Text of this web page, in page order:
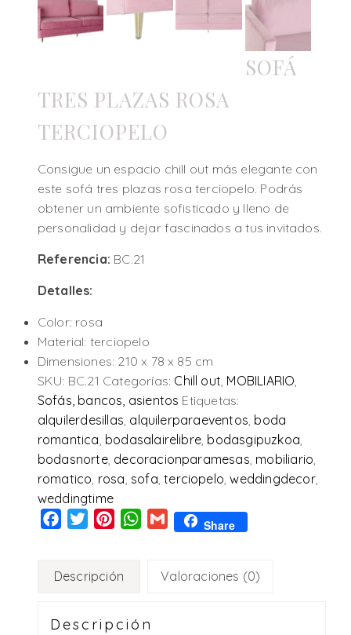
SOFÁ
TRES PLAZAS ROSA
TERCIOPELO
Consigue un espacio chill out más elegante con
este sofá tres plazas rosa terciopelo. Podrás
obtener un ambiente sofisticado y lleno de
personalidad y dejar fascinados a tus invitados.
Referencia: BC.21
Detalles:
Color: rosa
Material: terciopelo
Dimensiones: 210 x 78 x 85 cm
SKU: BC.21 Categorías: Chill out, MOBILIARIO,
Sofás, bancos, asientos Etiquetas:
alquilerdesillas, alquilerparaeventos, boda
romantica, bodasalairelibre, bodasgipuzkoa,
bodasnorte, decoracionparamesas, mobiliario,
romatico, rosa, sofa,terciopelo,weddingdecor,
weddingtime
Facebook
TwitterPinterestWhatsApp
Gmail Share
Descripción Valoraciones (0)
Descripción